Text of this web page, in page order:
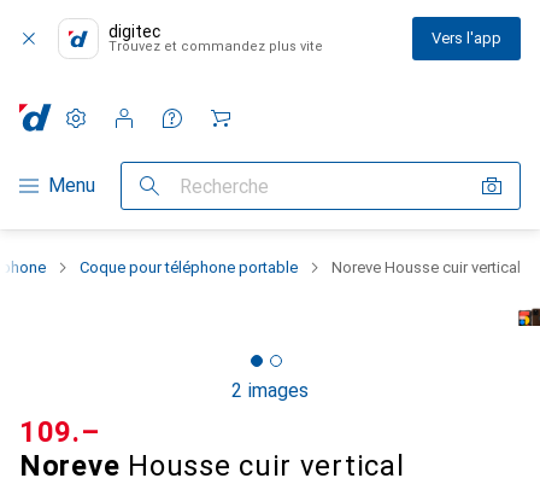
digitec
Trouvez et commandez plus vite Vers l'app
Navigation par catégorie
Menu Recherche
Paramètres
Compte client
Listes de comparaison
Listes d'envies
Panier
Coque pour téléphone portable Noreve Housse cuir vertical
2 images
Noreve Housse cuir vertical
CHF
109.–